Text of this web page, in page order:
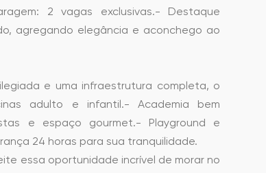
2 vagas exclusivas.- Destaque
agregando elegância e aconchego ao
e uma infraestrutura completa, o
adulto e infantil.- Academia bem
e espaço gourmet.- Playground e
24 horas para sua tranquilidade.
essa oportunidade incrível de morar no